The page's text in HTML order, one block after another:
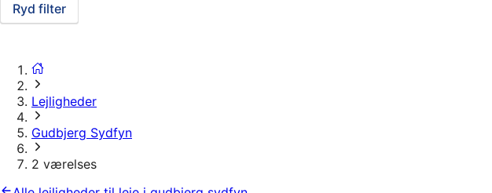
Ryd filter
Lejligheder
Gudbjerg Sydfyn
2 værelses